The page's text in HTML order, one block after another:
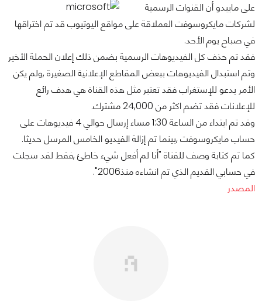
على مايبدو أن القنوات الرسمية
لشركات مايكروسوفت العملاقة على مواقع اليوتيوب قد تم اختراقها
في صباح يوم الأحد.
فقد تم حذف كل الفيديوهات الرسمية بضمن ذلك إعلان الحملة الأخير
وتم استبدال الفيديوهات ببعض المقاطع الإعلانية الصغيرة ,ولم يكن
الأمر يدعو للإستغراب فقد تعتبر مثل هذه القناة هي هدف رائع
للإعلانات فقد تضم اكثر من 24,000 مشترك.
وقد تم ابتداء من الساعة 1:30 مساء إرسال حوالي 4 فيديوهات على
حساب مايكروسوفت ,بينما تم إزالة الفيديو الخامس المرسل حديثا.
كما تم كتابة وصف للقناة "أنا لم أفعل شيء خاطئ ,فقط لقد سجلت
في حسابي القديم الذي تم انشاءه منذ2006".
المصدر